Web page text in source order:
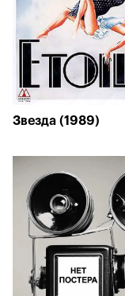
Звезда (1989)